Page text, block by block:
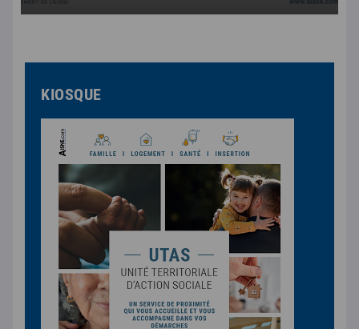
KIOSQUE